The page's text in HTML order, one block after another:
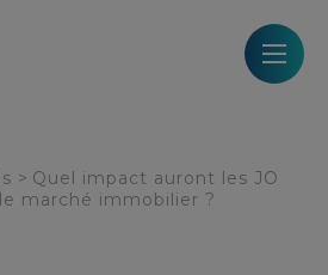
> Quel impact auront les JO
marché immobilier ?